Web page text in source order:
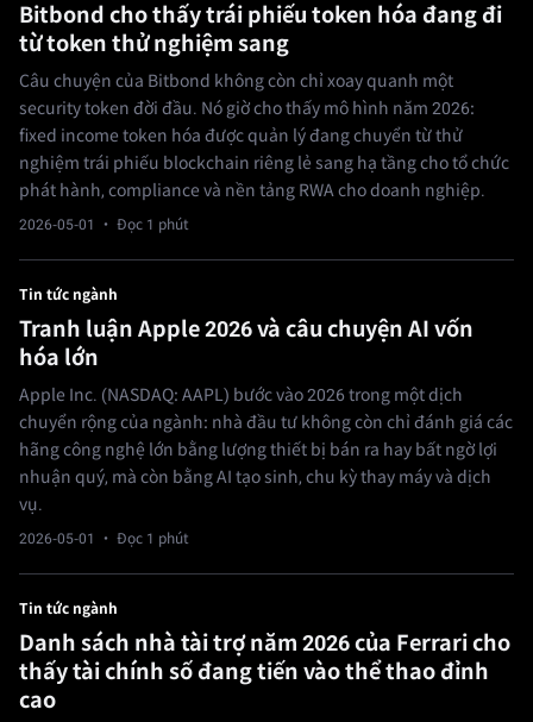
Bitbond cho thấy trái phiếu token hóa đang đi
từ token thử nghiệm sang
Câu chuyện của Bitbond không còn chỉ xoay quanh một
security token đời đầu. Nó giờ cho thấy mô hình năm 2026:
fixed income token hóa được quản lý đang chuyển từ thử
nghiệm trái phiếu blockchain riêng lẻ sang hạ tầng cho tổ chức
phát hành, compliance và nền tảng RWA cho doanh nghiệp.
2026-05-01 · Đọc 1 phút
Tin tức ngành
Tranh luận Apple 2026 và câu chuyện AI vốn
hóa lớn
Apple Inc. (NASDAQ: AAPL) bước vào 2026 trong một dịch
chuyển rộng của ngành: nhà đầu tư không còn chỉ đánh giá các
hãng công nghệ lớn bằng lượng thiết bị bán ra hay bất ngờ lợi
nhuận quý, mà còn bằng AI tạo sinh, chu kỳ thay máy và dịch
vụ.
2026-05-01 · Đọc 1 phút
Tin tức ngành
Danh sách nhà tài trợ năm 2026 của Ferrari cho
thấy tài chính số đang tiến vào thể thao đỉnh
cao